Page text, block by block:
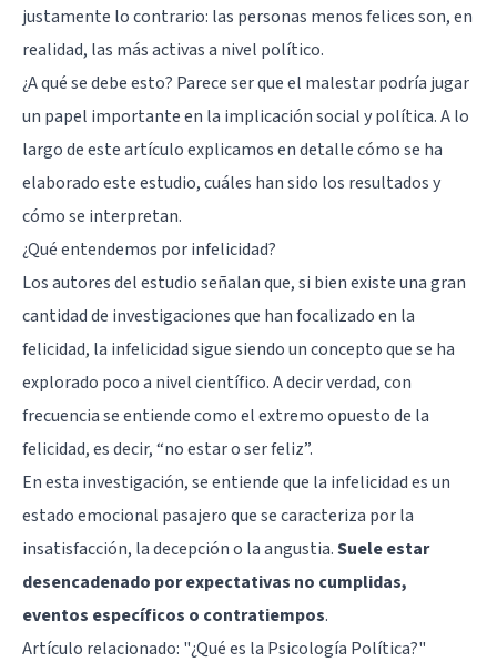
justamente lo contrario: las personas menos felices son, en
realidad, las más activas a nivel político.
¿A qué se debe esto? Parece ser que el malestar podría jugar
un papel importante en la implicación social y política. A lo
largo de este artículo explicamos en detalle cómo se ha
elaborado este estudio, cuáles han sido los resultados y
cómo se interpretan.
¿Qué entendemos por infelicidad?
Los autores del estudio señalan que, si bien existe una gran
cantidad de investigaciones que han focalizado en la
felicidad, la infelicidad sigue siendo un concepto que se ha
explorado poco a nivel científico. A decir verdad, con
frecuencia se entiende como el extremo opuesto de la
felicidad, es decir, “no estar o ser feliz”.
En esta investigación, se entiende que la infelicidad es un
estado emocional pasajero que se caracteriza por la
insatisfacción, la decepción o la angustia.Suele estar
desencadenado por expectativas no cumplidas,
eventos específicos o contratiempos.
Artículo relacionado: "¿Qué es la Psicología Política?"